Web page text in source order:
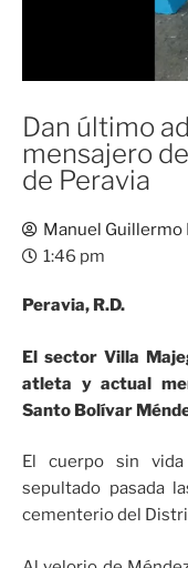
Dan último
mensajero
de Peravia
Manuel Guillermo
1:46 pm
Peravia, R.D.
El sector Villa
atleta y actual
Santo Bolívar
El cuerpo sin
sepultado pasada
cementerio del